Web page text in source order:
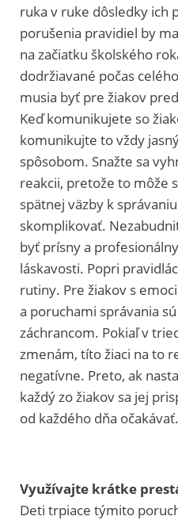
ruka v ruke dôsledky ich
porušenia pravidiel by
na začiatku školského
dodržiavané počas
musia byť pre žiakov
Keď komunikujete so
komunikujte to vždy
spôsobom. Snažte sa
reakcii, pretože to môže
spätnej väzby k
skomplikovať.
byť prísny a
láskavosti. Popri
rutiny. Pre žiakov s
a poruchami správania
záchrancom. Pokiaľ v
zmenám, títo žiaci na to
negatívne. Preto, ak
každý zo žiakov sa jej
od každého dňa očakávať.
Využívajte krátke
Deti trpiace týmito